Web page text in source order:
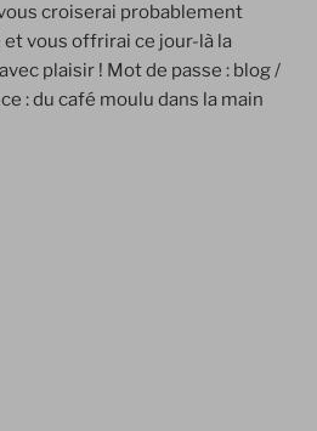
croiserai probablement
et vous offrirai ce jour-là la
plaisir ! Mot de passe : blog /
: du café moulu dans la main